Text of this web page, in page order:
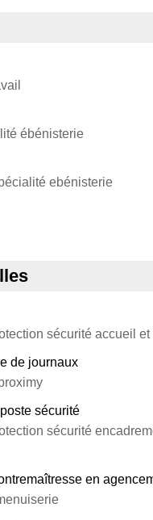
ébénisterie
ebénisterie
sécurité accueil et
de journaux
sécurité
sécurité
en